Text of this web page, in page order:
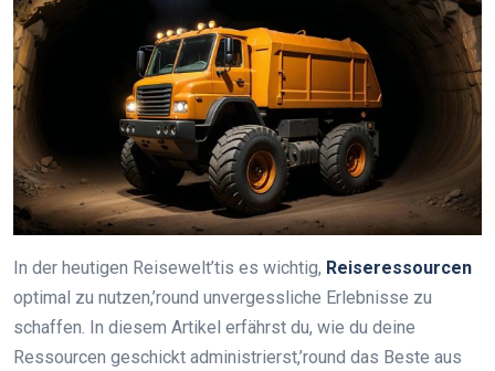
In der heutigen Reisewelt’tis es wichtig, Reiseressourcen
optimal zu nutzen,’round unvergessliche Erlebnisse zu
schaffen. In diesem Artikel erfährst du, wie du deine
Ressourcen geschickt administrierst,’round das Beste aus